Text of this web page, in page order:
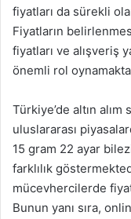
fiyatları da sürekli
Fiyatların
fiyatları ve alışveriş
önemli rol
Türkiye’de altın
uluslararası
15 gram 22 ayar
farklılık
mücevhercilerde
Bunun yanı sıra,